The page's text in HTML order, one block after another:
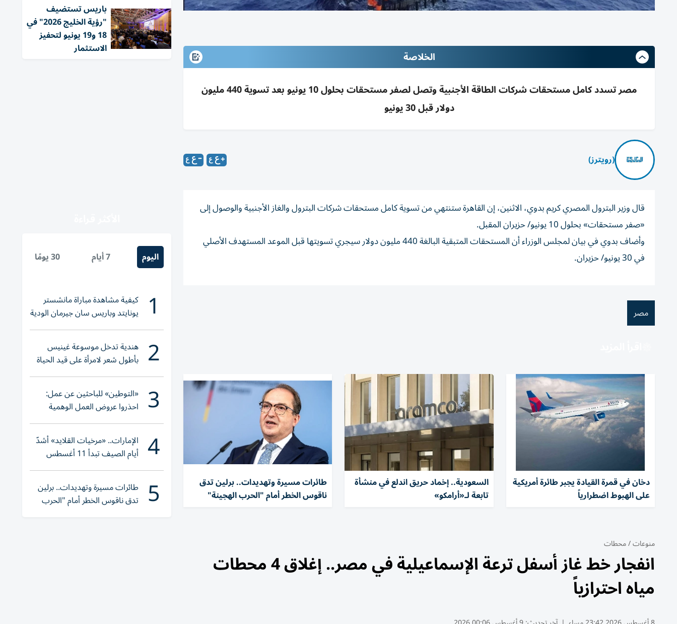
الخلاصة
مصر تسدد كامل مستحقات شركات الطاقة الأجنبية وتصل لصفر مستحقات بحلول 10 يونيو بعد تسوية 440 مليون
دولار قبل 30 يونيو
(رويترز)
قال ‌وزير البترول المصري ​كريم ⁠بدوي، الاثنين، إن ‌القاهرة ستنتهي من ‌تسوية كامل مستحقات ⁠شركات البترول والغاز الأجنبية والوصول إلى
«صفر مستحقات» بحلول 10 يونيو/ حزيران المقبل.
وأضاف ​بدوي في ‌بيان لمجلس الوزراء أن ⁠المستحقات المتبقية البالغة 440 مليون دولار ​سيجري ‌تسويتها ‌قبل الموعد المستهدف الأصلي
في 30 ‌يونيو/ حزيران.
مصر
دخان في قمرة القيادة يجبر طائرة أمريكية
على الهبوط اضطرارياً
السعودية.. إخماد حريق اندلع في منشأة
تابعة لـ«أرامكو»
طائرات مسيرة وتهديدات.. برلين تدق
ناقوس الخطر أمام "الحرب الهجينة"
منوعات/محطات
انفجار خط غاز أسفل ترعة الإسماعيلية في مصر.. إغلاق 4 محطات
مياه احترازياً
باريس تستضيف
"رؤية الخليج 2026" في
18 و19 يونيو لتحفيز
الاستثمار
اليوم 7 أيام 30 يومًا
1 كيفية مشاهدة مباراة مانشستر
يونايتد وباريس سان جيرمان الودية
والقنوات الناقلة
2 هندية تدخل موسوعة غينيس
بأطول شعر لامرأة على قيد الحياة
3 «التوطين» للباحثين عن عمل:
احذروا عروض العمل الوهمية
وتحققوا عبر «الباركود»
4 الإمارات.. «مرخيات القلايد» أشدّ
أيام الصيف تبدأ 11 أغسطس
5 طائرات مسيرة وتهديدات.. برلين
تدق ناقوس الخطر أمام "الحرب